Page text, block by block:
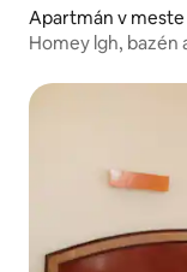
Apartmán v meste
Homey lgh, bazén